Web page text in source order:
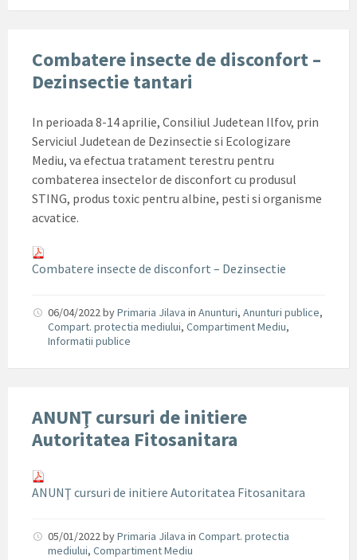
Combatere insecte de disconfort –
Dezinsectie tantari
In perioada 8-14 aprilie, Consiliul Judetean Ilfov, prin
Serviciul Judetean de Dezinsectie si Ecologizare
Mediu, va efectua tratament terestru pentru
combaterea insectelor de disconfort cu produsul
STING, produs toxic pentru albine, pesti si organisme
acvatice.
Combatere insecte de disconfort – Dezinsectie
06/04/2022byPrimaria Jilava in Anunturi, Anunturi publice,
Compart. protectia mediului, Compartiment Mediu,
Informatii publice
ANUNŢ cursuri de initiere
Autoritatea Fitosanitara
ANUNŢ cursuri de initiere Autoritatea Fitosanitara
05/01/2022byPrimaria Jilava in Compart. protectia
mediului, Compartiment Mediu